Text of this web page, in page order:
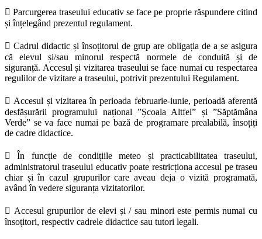
 Parcurgerea traseului educativ se face pe proprie răspundere citind
și înțelegând prezentul regulament.
 Cadrul didactic și însoțitorul de grup are obligația de a se asigura
că elevul și/sau minorul respectă normele de conduită și de
siguranță. Accesul și vizitarea traseului se face numai cu respectarea
regulilor de vizitare a traseului, potrivit prezentului Regulament.
 Accesul și vizitarea în perioada februarie-iunie, perioadă aferentă
desfășurării programului național ”Școala Altfel” și ”Săptămâna
Verde” se va face numai pe bază de programare prealabilă, însoțiți
de cadre didactice.
 În funcție de condițiile meteo și practicabilitatea traseului,
administratorul traseului educativ poate restricționa accesul pe traseu
chiar și în cazul grupurilor care aveau deja o vizită programată,
având în vedere siguranța vizitatorilor.
 Accesul grupurilor de elevi și / sau minori este permis numai cu
însoțitori, respectiv cadrele didactice sau tutori legali.